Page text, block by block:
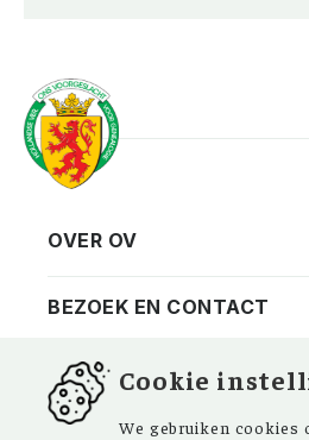
Vereniging
Privacy
ANBI
Contact
Bezoekadres
Vraag en antwoord
OVER OV
BEZOEK EN CONTACT
NIEUWSBRIEF
FACEBOOK
Cookie
We gebruiken cookies